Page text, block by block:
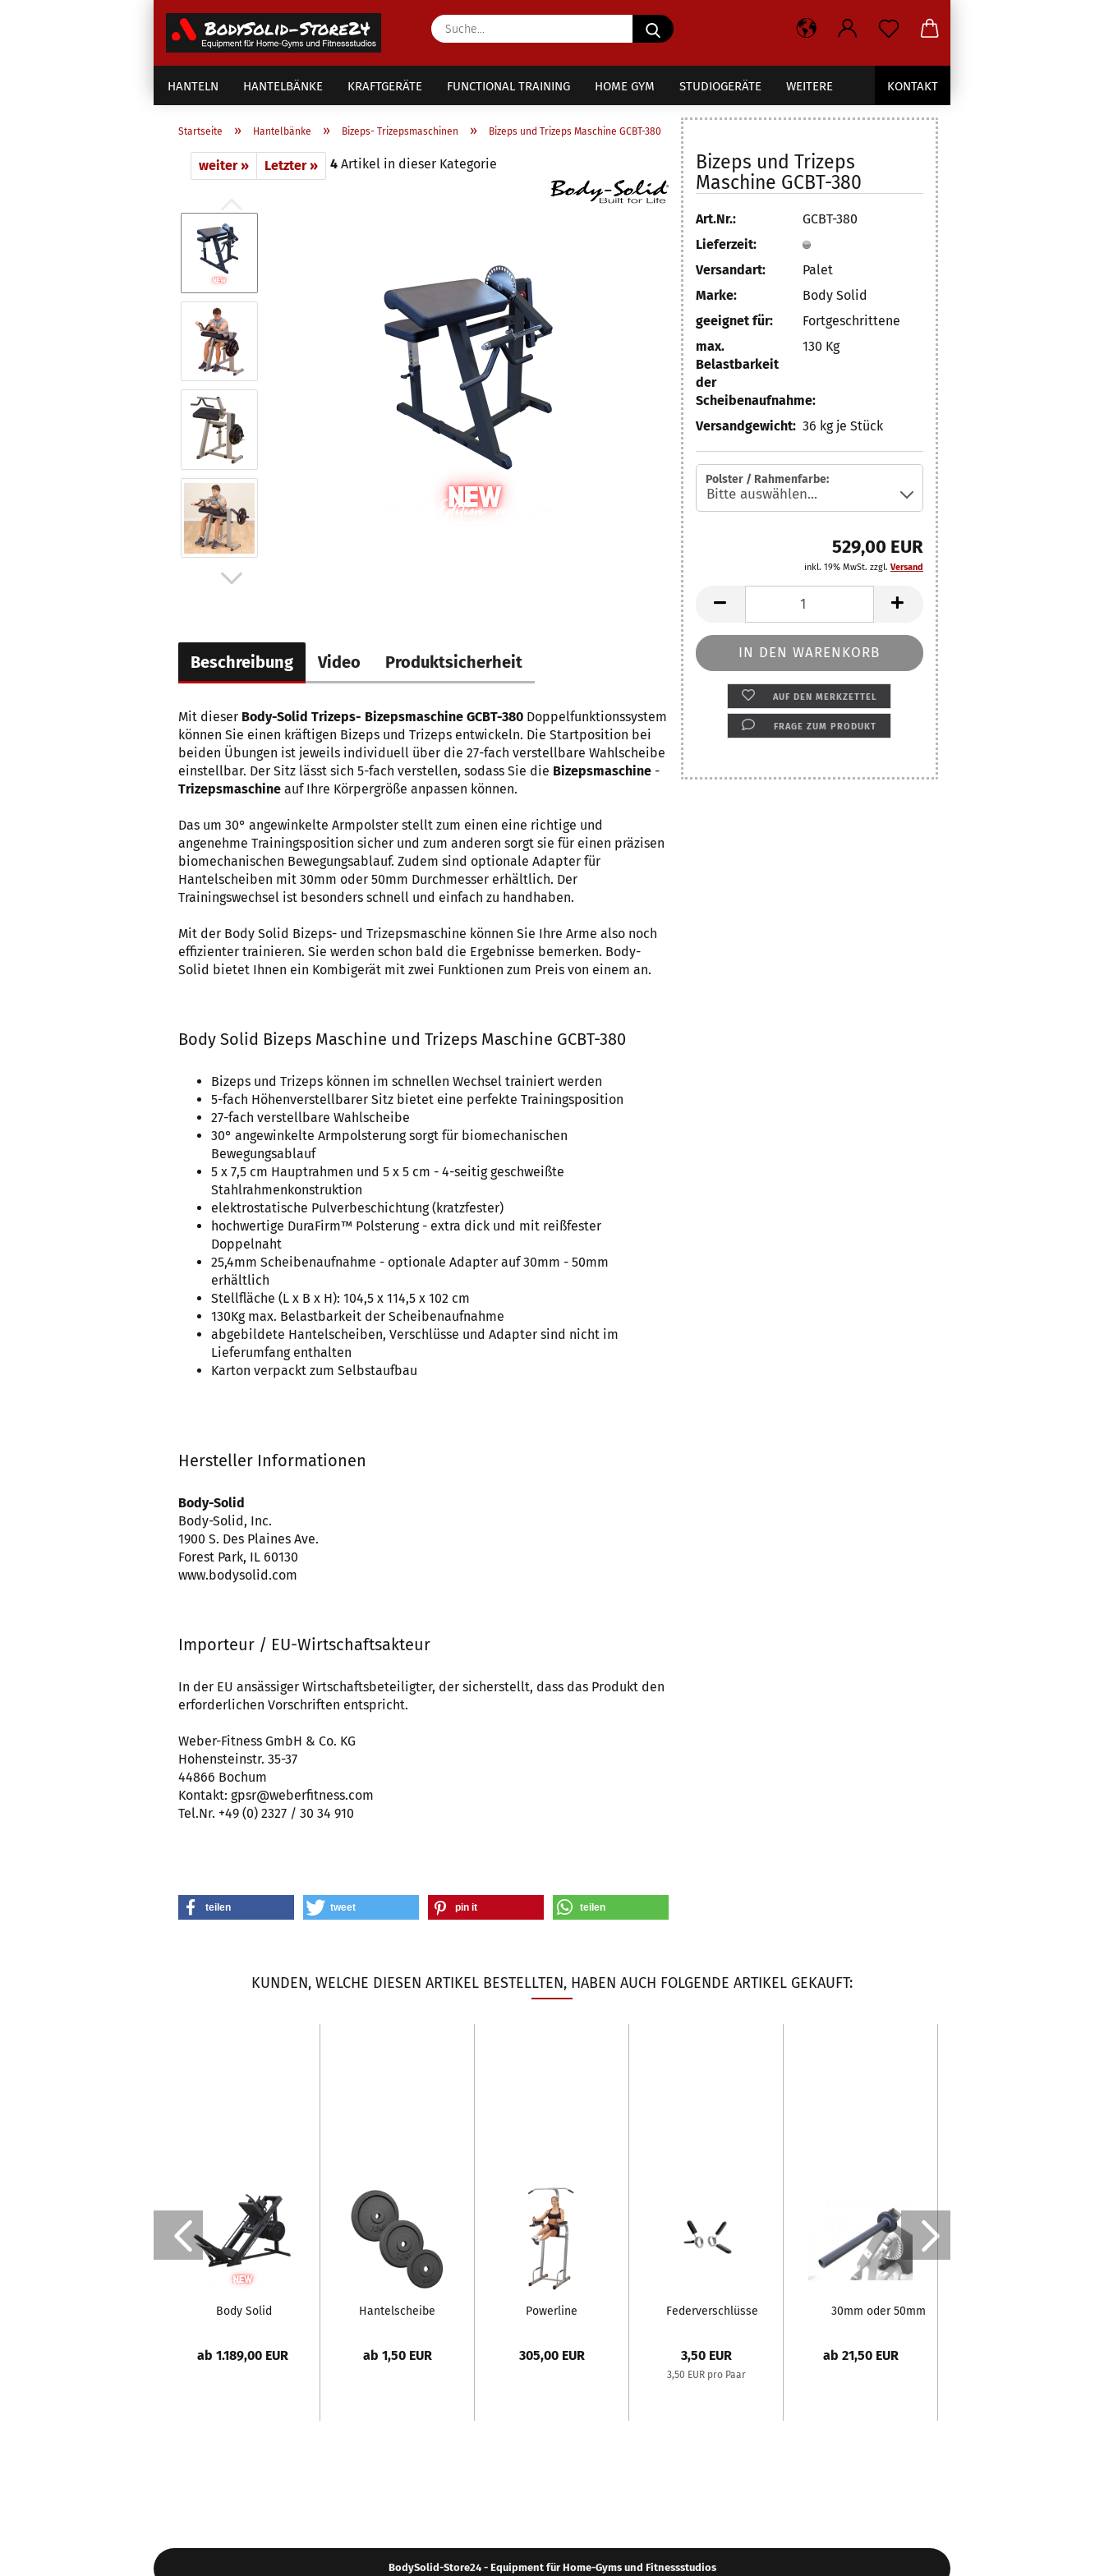
Suche...
HANTELN HANTELBÄNKE KRAFTGERÄTE FUNCTIONAL TRAINING HOME GYM STUDIOGERÄTE KONTAKT
WEITERE
Startseite » Hantelbänke » Bizeps- Trizepsmaschinen » Bizeps und Trizeps Maschine GCBT-380
weiter » Letzter » 4 Artikel in dieser Kategorie
Bizeps und Trizeps
Maschine GCBT-380
Art.Nr.:
GCBT-380
Lieferzeit:
Versandart:
Palet
Marke:
Body Solid
geeignet für:
Fortgeschrittene
max.
Belastbarkeit
der
Scheibenaufnahme:
130 Kg
Versandgewicht: 36 kg je Stück
Polster / Rahmenfarbe:
529,00 EUR
inkl. 19% MwSt. zzgl. Versand
AUF DEN MERKZETTEL
FRAGE ZUM PRODUKT
Beschreibung Video Produktsicherheit
Mit dieser Body-Solid Trizeps- Bizepsmaschine GCBT-380 Doppelfunktionssystem
können Sie einen kräftigen Bizeps und Trizeps entwickeln. Die Startposition bei
beiden Übungen ist jeweils individuell über die 27-fach verstellbare Wahlscheibe
einstellbar. Der Sitz lässt sich 5-fach verstellen, sodass Sie die Bizepsmaschine -
Trizepsmaschine auf Ihre Körpergröße anpassen können.
Das um 30° angewinkelte Armpolster stellt zum einen eine richtige und
angenehme Trainingsposition sicher und zum anderen sorgt sie für einen präzisen
biomechanischen Bewegungsablauf. Zudem sind optionale Adapter für
Hantelscheiben mit 30mm oder 50mm Durchmesser erhältlich. Der
Trainingswechsel ist besonders schnell und einfach zu handhaben.
Mit der Body Solid Bizeps- und Trizepsmaschine können Sie Ihre Arme also noch
effizienter trainieren. Sie werden schon bald die Ergebnisse bemerken. Body-
Solid bietet Ihnen ein Kombigerät mit zwei Funktionen zum Preis von einem an.
Body Solid Bizeps Maschine und Trizeps Maschine GCBT-380
Bizeps und Trizeps können im schnellen Wechsel trainiert werden
5-fach Höhenverstellbarer Sitz bietet eine perfekte Trainingsposition
27-fach verstellbare Wahlscheibe
30° angewinkelte Armpolsterung sorgt für biomechanischen
Bewegungsablauf
5 x 7,5 cm Hauptrahmen und 5 x 5 cm - 4-seitig geschweißte
Stahlrahmenkonstruktion
elektrostatische Pulverbeschichtung (kratzfester)
hochwertige DuraFirm™ Polsterung - extra dick und mit reißfester
Doppelnaht
25,4mm Scheibenaufnahme - optionale Adapter auf 30mm - 50mm
erhältlich
Stellfläche (L x B x H): 104,5 x 114,5 x 102 cm
130Kg max. Belastbarkeit der Scheibenaufnahme
abgebildete Hantelscheiben, Verschlüsse und Adapter sind nicht im
Lieferumfang enthalten
Karton verpackt zum Selbstaufbau
Hersteller Informationen
Body-Solid
Body-Solid, Inc.
1900 S. Des Plaines Ave.
Forest Park, IL 60130
www.bodysolid.com
Importeur / EU-Wirtschaftsakteur
In der EU ansässiger Wirtschaftsbeteiligter, der sicherstellt, dass das Produkt den
erforderlichen Vorschriften entspricht.
Weber-Fitness GmbH & Co. KG
Hohensteinstr. 35-37
44866 Bochum
Kontakt: gpsr@weberfitness.com
Tel.Nr. +49 (0) 2327 / 30 34 910
teilen tweet pin it teilen
KUNDEN, WELCHE DIESEN ARTIKEL BESTELLTEN, HABEN AUCH FOLGENDE ARTIKEL GEKAUFT:
Body Solid
Hackenschmidt
ab 1.189,00 EUR
Hantelscheibe
30mm | 0,5...
ab 1,50 EUR
Powerline
Ständer...
305,00 EUR
Federverschlüsse
3,50 EUR
3,50 EUR pro Paar
30mm oder 50mm
ab 21,50 EUR
BodySolid-Store24 - Equipment für Home-Gyms und Fitnessstudios